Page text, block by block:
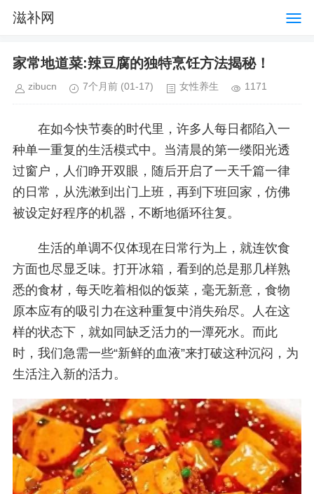
滋补网
家常地道菜:辣豆腐的独特烹饪方法揭秘！
zibucn 7个月前 (01-17) 女性养生 1171
在如今快节奏的时代里，许多人每日都陷入一
种单一重复的生活模式中。当清晨的第一缕阳光透
过窗户，人们睁开双眼，随后开启了一天千篇一律
的日常，从洗漱到出门上班，再到下班回家，仿佛
被设定好程序的机器，不断地循环往复。
生活的单调不仅体现在日常行为上，就连饮食
方面也尽显乏味。打开冰箱，看到的总是那几样熟
悉的食材，每天吃着相似的饭菜，毫无新意，食物
原本应有的吸引力在这种重复中消失殆尽。人在这
样的状态下，就如同缺乏活力的一潭死水。而此
时，我们急需一些“新鲜的血液”来打破这种沉闷，为
生活注入新的活力。